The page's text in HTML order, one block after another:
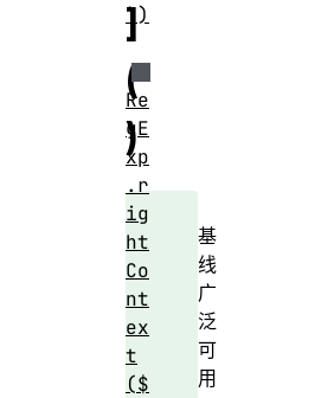
]
(
)
基
线
广
泛
可
用
`)
Re
gE
xp
.r
ig
ht
Co
nt
ex
t
($